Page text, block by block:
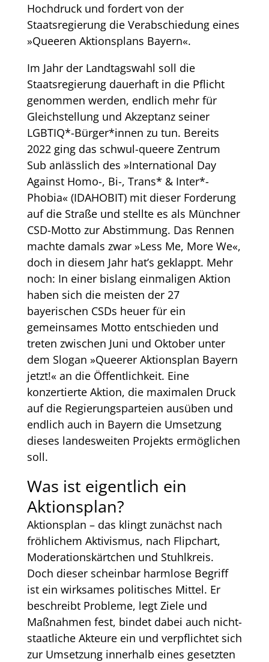
Hochdruck und fordert von der
Staatsregierung die Verabschiedung eines
»Queeren Aktionsplans Bayern«.
Im Jahr der Landtagswahl soll die
Staatsregierung dauerhaft in die Pflicht
genommen werden, endlich mehr für
Gleichstellung und Akzeptanz seiner
LGBTIQ*-Bürger*innen zu tun. Bereits
2022 ging das schwul-queere Zentrum
Sub anlässlich des »International Day
Against Homo-, Bi-, Trans* & Inter*-
Phobia« (IDAHOBIT) mit dieser Forderung
auf die Straße und stellte es als Münchner
CSD-Motto zur Abstimmung. Das Rennen
machte damals zwar »Less Me, More We«,
doch in diesem Jahr hat’s geklappt. Mehr
noch: In einer bislang einmaligen Aktion
haben sich die meisten der 27
bayerischen CSDs heuer für ein
gemeinsames Motto entschieden und
treten zwischen Juni und Oktober unter
dem Slogan »Queerer Aktionsplan Bayern
jetzt!« an die Öffentlichkeit. Eine
konzertierte Aktion, die maximalen Druck
auf die Regierungsparteien ausüben und
endlich auch in Bayern die Umsetzung
dieses landesweiten Projekts ermöglichen
soll.
Was ist eigentlich ein
Aktionsplan?
Aktionsplan – das klingt zunächst nach
fröhlichem Aktivismus, nach Flipchart,
Moderationskärtchen und Stuhlkreis.
Doch dieser scheinbar harmlose Begriff
ist ein wirksames politisches Mittel. Er
beschreibt Probleme, legt Ziele und
Maßnahmen fest, bindet dabei auch nicht-
staatliche Akteure ein und verpflichtet sich
zur Umsetzung innerhalb eines gesetzten